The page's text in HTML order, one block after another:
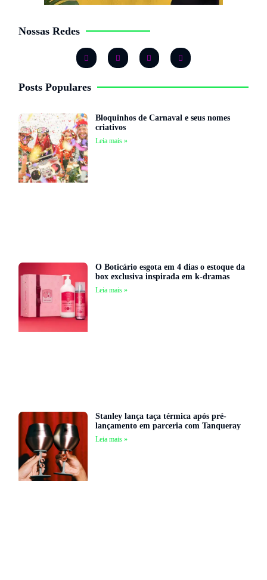
Nossas Redes
Posts Populares
Bloquinhos de Carnaval e seus nomes
criativos
Leia mais »
O Boticário esgota em 4 dias o estoque da
box exclusiva inspirada em k-dramas
Leia mais »
Stanley lança taça térmica após pré-
lançamento em parceria com Tanqueray
Leia mais »